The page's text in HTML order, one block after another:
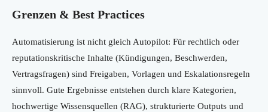
Grenzen & Best Practices
Automatisierung ist nicht gleich Autopilot: Für rechtlich oder
reputationskritische Inhalte (Kündigungen, Beschwerden,
Vertragsfragen) sind Freigaben, Vorlagen und Eskalationsregeln
sinnvoll. Gute Ergebnisse entstehen durch klare Kategorien,
hochwertige Wissensquellen (RAG), strukturierte Outputs und